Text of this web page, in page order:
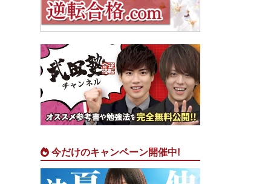
今だけのキャンペーン開催中!